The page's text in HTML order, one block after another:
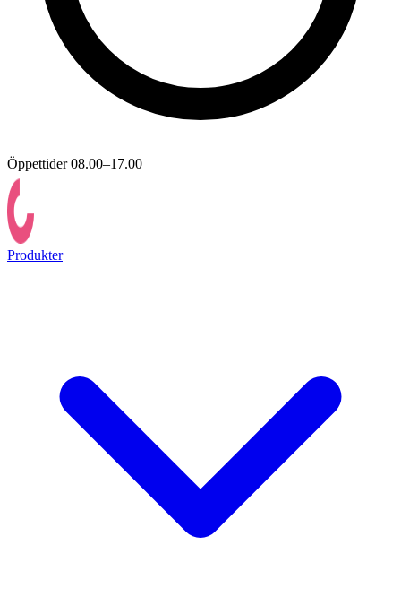
Öppettider 08.00–17.00
Produkter